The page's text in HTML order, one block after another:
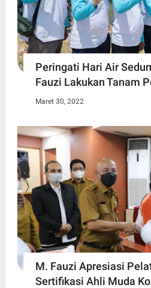
Peringati Hari Air
Fauzi Lakukan Tanam
Maret 30, 2022
M. Fauzi Apresiasi
Sertifikasi Ahli Muda